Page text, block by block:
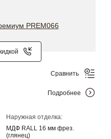
Наружная отделка:
МДФ RALL 16 мм фрез.
(глянец)
Сравнить
Подробнее